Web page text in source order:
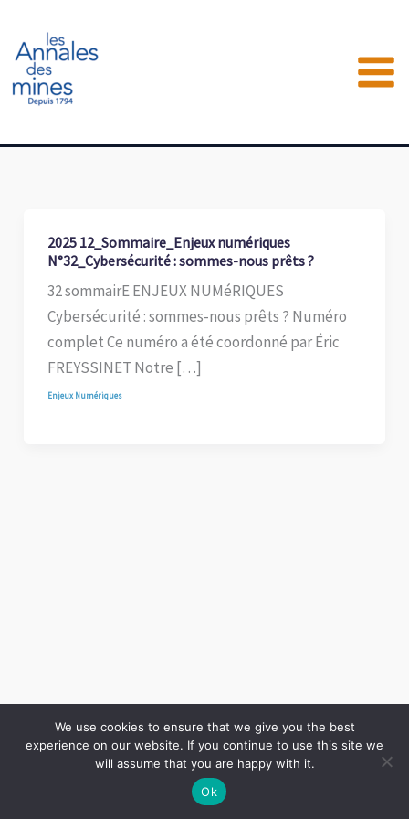
contenu
2025 12_Sommaire_Enjeux numériques
N°32_Cybersécurité : sommes-nous prêts ?
32 sommairE ENJEUX NUMéRIQUES
Cybersécurité : sommes-nous prêts ? Numéro
complet Ce numéro a été coordonné par Éric
FREYSSINET Notre […]
Enjeux Numériques
Copyright © 2026 LES ANNALES DES MINES | Powered by Thème WordPress Astra
We use cookies to ensure that we give you the best
experience on our website. If you continue to use this site we
will assume that you are happy with it.
Ok